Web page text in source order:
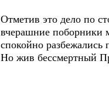
Отметив это дело по
вчерашние поборники
спокойно разбежались
Но жив бессмертный